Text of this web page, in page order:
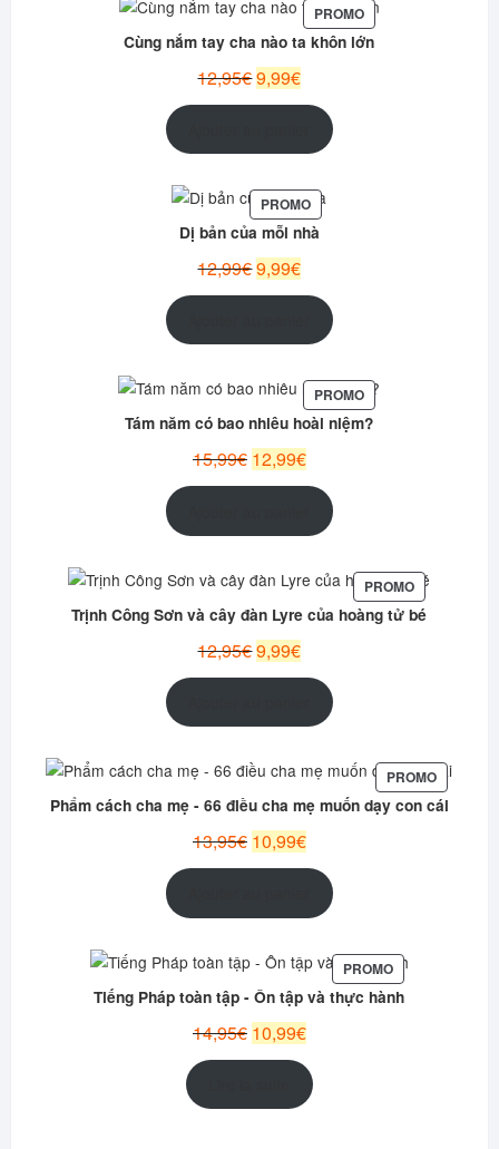
PROMOPRODUIT
EN
PROMOTION
Cùng nắm tay cha nào ta khôn lớn
12,95€Le
9,99€Le
actuel
est :
PROMOPRODUIT
EN
PROMOTION
Dị bản của mỗi nhà
12,99€Le
9,99€Le
actuel
est :
PROMOPRODUIT
EN
PROMOTION
Tám năm có bao nhiêu hoài niệm?
15,99€ Le
prix
12,99€Le
prix
actuel
est :
PROMOPRODUIT
EN
PROMOTION
Trịnh Công Sơn và cây đàn Lyre của hoàng tử bé
12,95€Le
9,99€Le
actuel
est :
PROMOPRODUIT
EN
Phẩm cách cha mẹ - 66 điều cha mẹ muốn dạy con cái
13,95€ Le
prix
10,99€Le
prix
actuel
est :
PROMOPRODUIT
EN
PROMOTION
Tiếng Pháp toàn tập - Ôn tập và thực hành
14,95€ Le
10,99€Le
actuel
est :